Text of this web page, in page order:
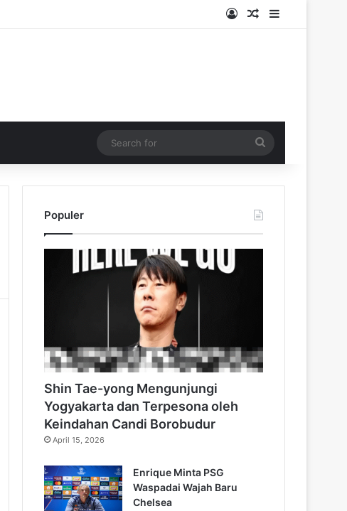
Log InRandom Article
Sidebar
for
Populer
Shin Tae-yong Mengunjungi
Yogyakarta dan Terpesona oleh
Keindahan Candi Borobudur
April 15, 2026
Enrique Minta PSG
Waspadai Wajah Baru
Chelsea